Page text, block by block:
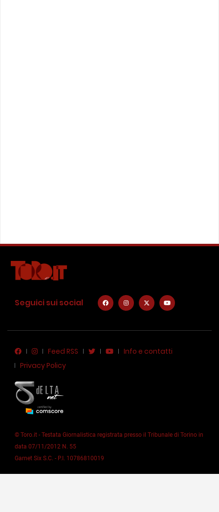
Seguici sui social
Feed RSS
Info e contatti
Privacy Policy
© Toro.it - Testata Giornalistica registrata presso il Tribunale di Torino in
data 07/11/2012 N. 55
Garnet Six S.C. - P.I. 10786810019